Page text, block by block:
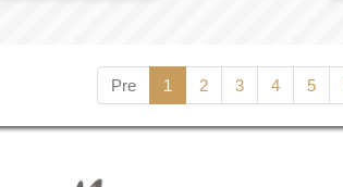
Pre 1 2 3 4 5